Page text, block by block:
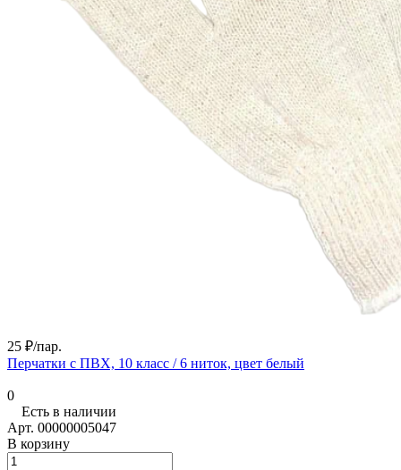
25 ₽/пар.
Перчатки с ПВХ, 10 класс / 6 ниток, цвет белый
0
Есть в наличии
Арт. 00000005047
В корзину